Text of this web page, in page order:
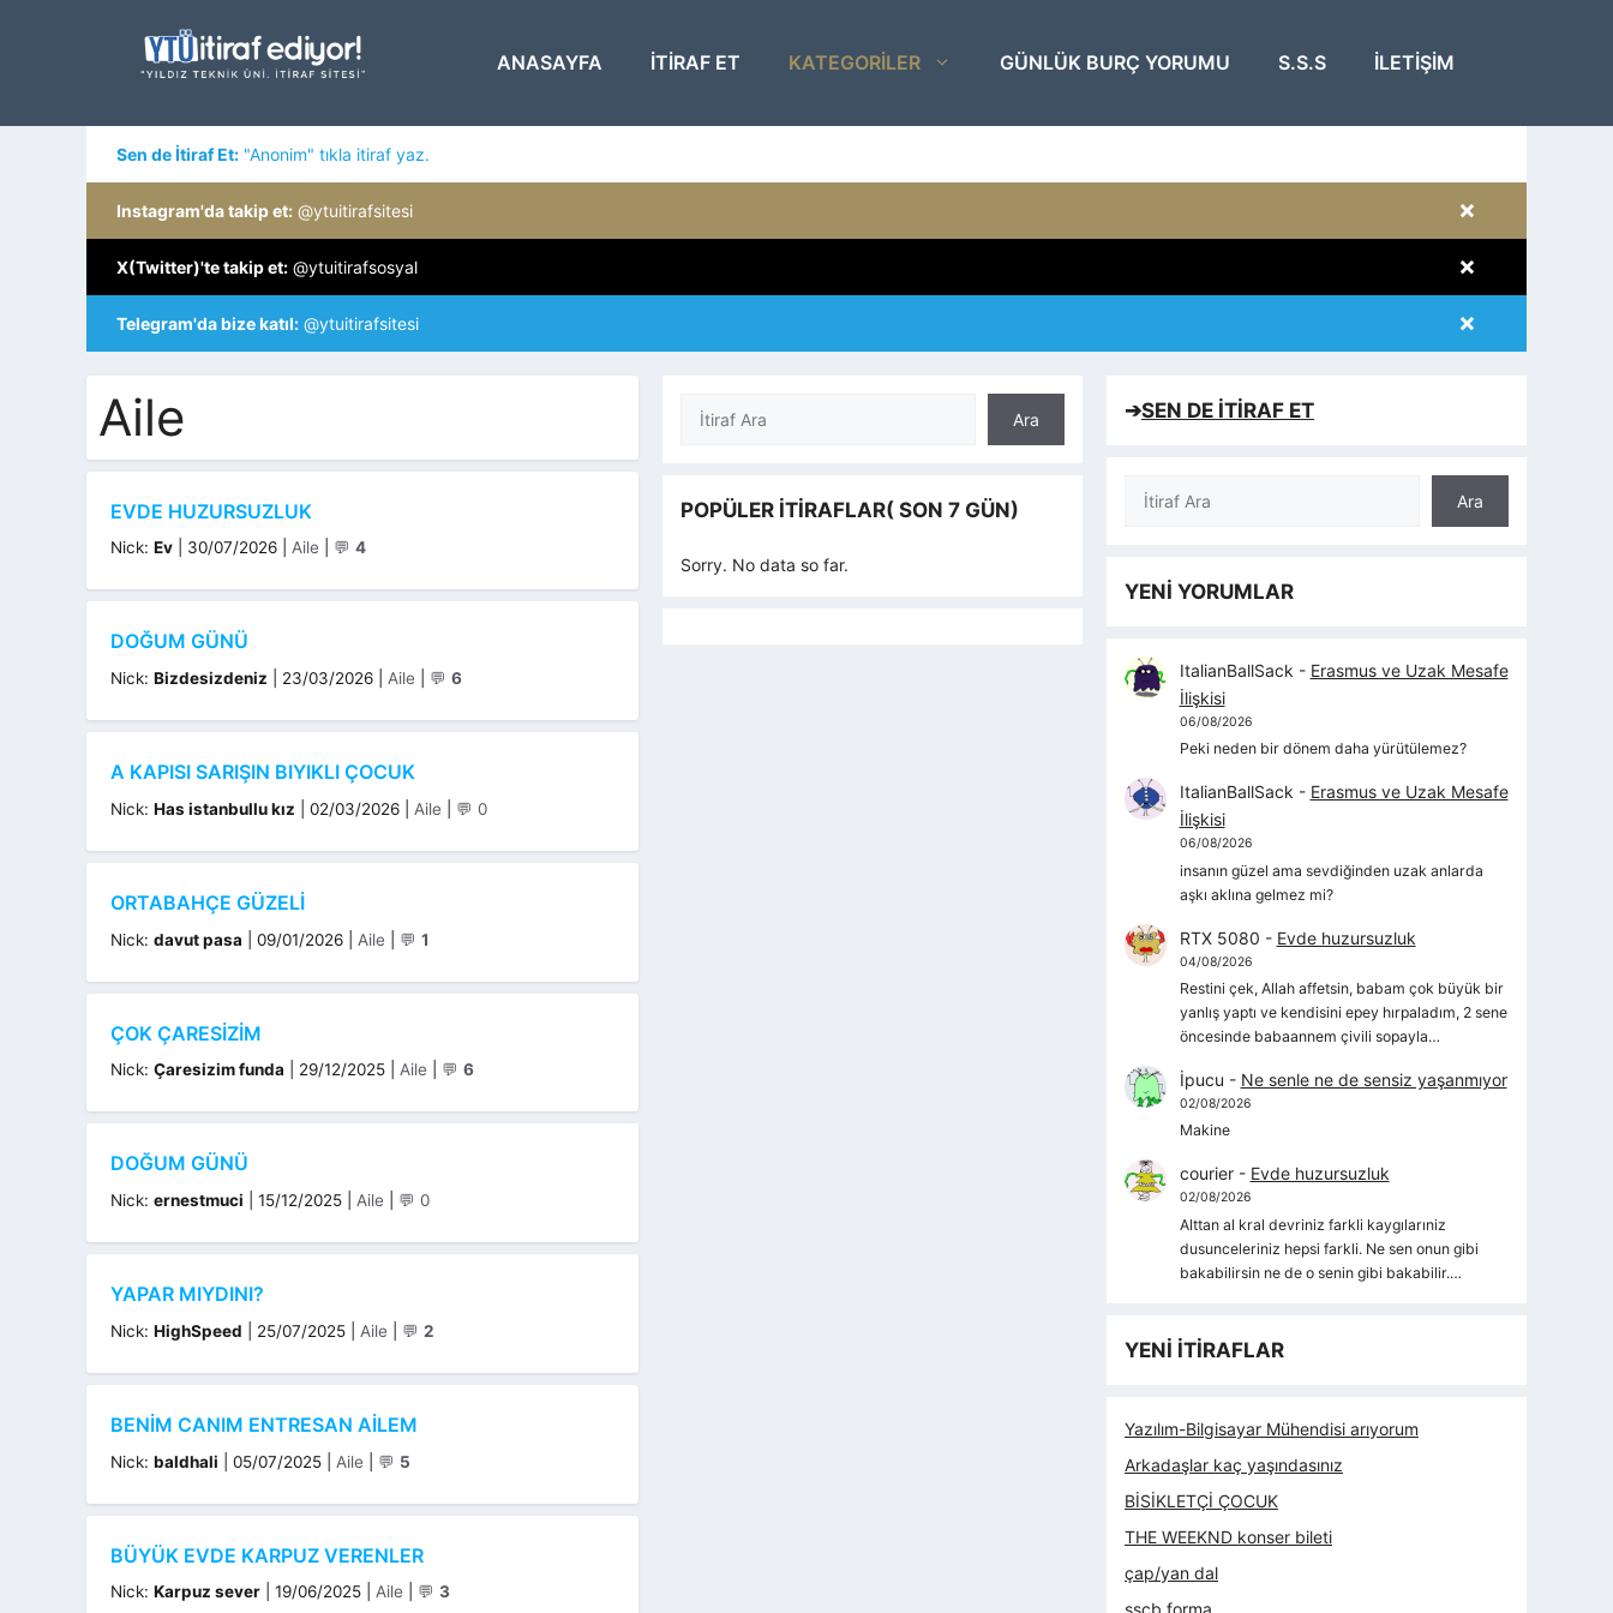
ANASAYFA ITIRAF ET KATEGORILER GÜNLÜK BURÇ YORUMU S.S.S İLETIŞIM
Sen de İtiraf Et: "Anonim" tıkla itiraf yaz.
×
Instagram'da takip et: @ytuitirafsitesi
×
X(Twitter)'te takip et: @ytuitirafsosyal
×
Telegram'da bize katıl: @ytuitirafsitesi
Aile
EVDE HUZURSUZLUK
Nick: Ev 30/07/2026 Kategoriler
Aile 💬 4
DOĞUM GÜNÜ
Nick: Bizdesizdeniz 23/03/2026 Kategoriler
Aile 💬 6
A KAPISI SARIŞIN BIYIKLI ÇOCUK
Nick: Has istanbullu kız 02/03/2026 Kategoriler
Aile 💬 0
ORTABAHÇE GÜZELI
Nick: davut pasa 09/01/2026 Kategoriler
Aile 💬 1
ÇOK ÇARESIZIM
Nick: Çaresizim funda 29/12/2025 Kategoriler
Aile 💬 6
DOĞUM GÜNÜ
Nick: ernestmuci 15/12/2025 Kategoriler
Aile 💬 0
YAPAR MIYDINI?
Nick: HighSpeed 25/07/2025 Kategoriler
Aile 💬 2
BENIM CANIM ENTRESAN AILEM
Nick: baldhali 05/07/2025 Kategoriler
Aile 💬 5
BÜYÜK EVDE KARPUZ VERENLER
Nick: Karpuz sever 19/06/2025 Kategoriler
Aile 💬 3
Ara
Ara
POPÜLER İTIRAFLAR( SON 7 GÜN)
Sorry. No data so far.
➔SEN DE İTİRAF ET
Ara
Ara
YENİ YORUMLAR
ItalianBallSack - Erasmus ve Uzak Mesafe
İlişkisi
06/08/2026
Peki neden bir dönem daha yürütülemez?
ItalianBallSack - Erasmus ve Uzak Mesafe
İlişkisi
06/08/2026
insanın güzel ama sevdiğinden uzak anlarda
aşkı aklına gelmez mi?
RTX 5080 - Evde huzursuzluk
04/08/2026
Restini çek, Allah affetsin, babam çok büyük bir
yanlış yaptı ve kendisini epey hırpaladım, 2 sene
öncesinde babaannem çivili sopayla…
İpucu - Ne senle ne de sensiz yaşanmıyor
02/08/2026
Makine
courier- Evde huzursuzluk
02/08/2026
Alttan al kral devriniz farkli kaygılarıniz
dusunceleriniz hepsi farkli. Ne sen onun gibi
bakabilirsin ne de o senin gibi bakabilir.…
YENİ İTİRAFLAR
Yazılım-Bilgisayar Mühendisi arıyorum
Arkadaşlar kaç yaşındasınız
BİSİKLETÇİ ÇOCUK
THE WEEKND konser bileti
çap/yan dal
sscb forma